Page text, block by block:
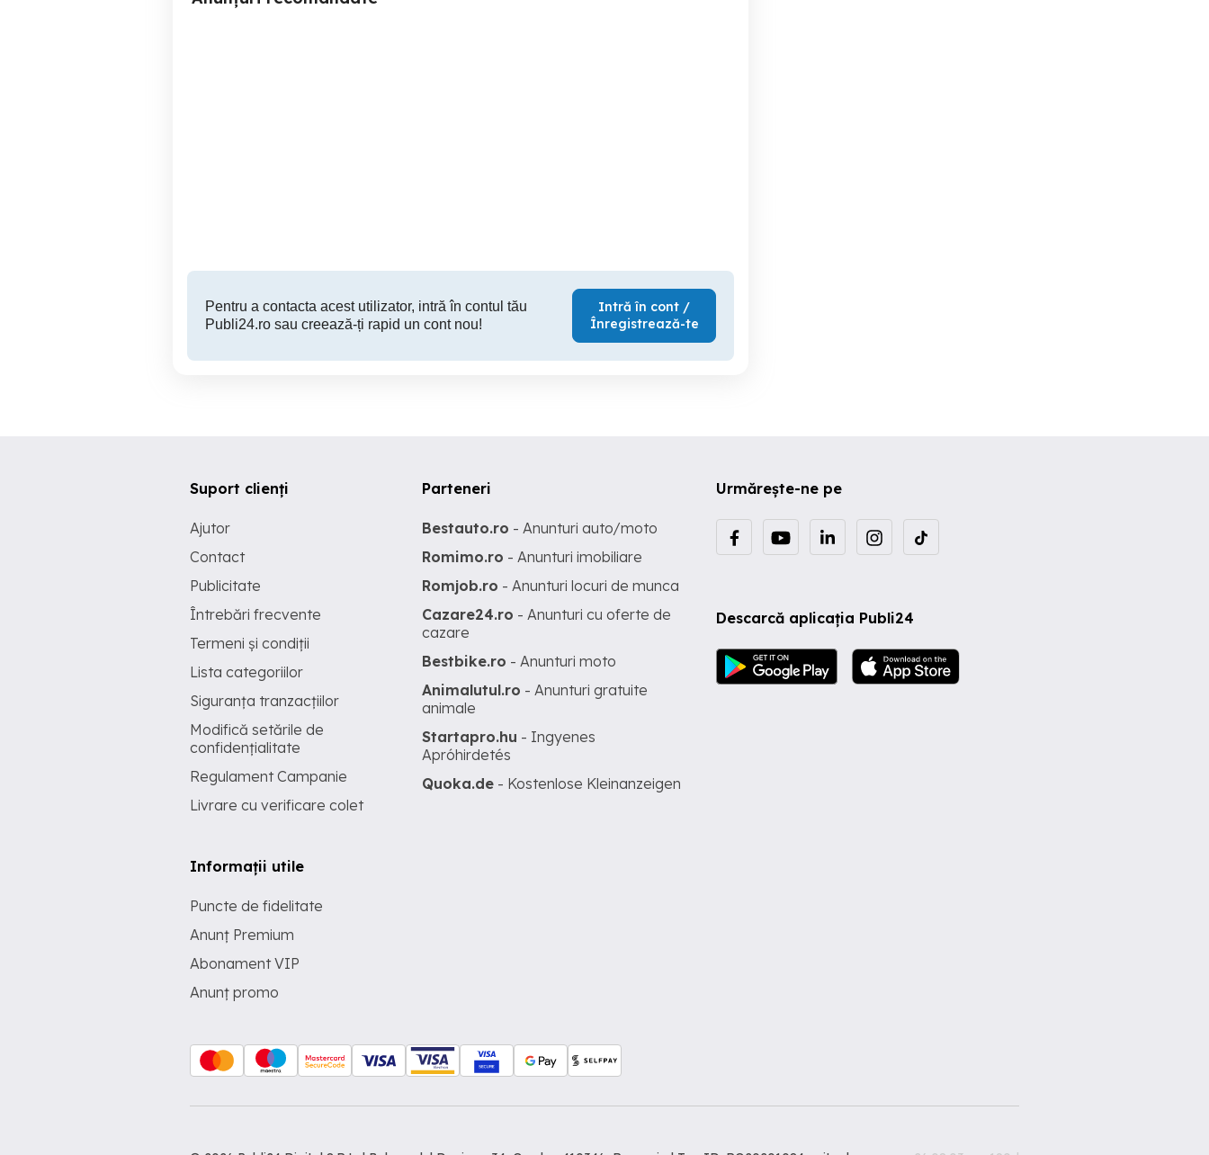
Pentru a contacta acest utilizator, intră în contul tău
Publi24.ro sau creează-ți rapid un cont nou!
Intră în cont /
Înregistrează-te
Urmărește-ne pe
Descarcă aplicația Publi24
Suport clienți
Ajutor
Contact
Publicitate
Întrebări frecvente
Termeni și condiții
Lista categoriilor
Siguranța tranzacțiilor
Modifică setările de
confidențialitate
Regulament Campanie
Livrare cu verificare colet
Informații utile
Puncte de fidelitate
Anunț Premium
Abonament VIP
Anunț promo
Parteneri
Bestauto.ro - Anunturi auto/moto
Romimo.ro - Anunturi imobiliare
Romjob.ro - Anunturi locuri de munca
Cazare24.ro - Anunturi cu oferte de
cazare
Bestbike.ro - Anunturi moto
Animalutul.ro - Anunturi gratuite
animale
Startapro.hu - Ingyenes
Apróhirdetés
Quoka.de - Kostenlose Kleinanzeigen